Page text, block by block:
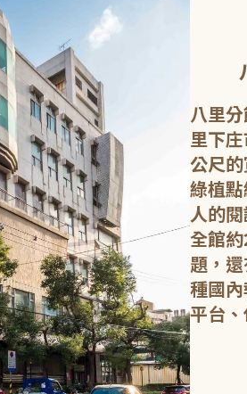
八里
里下
公尺
綠植
人的閱
全館
題，
種國